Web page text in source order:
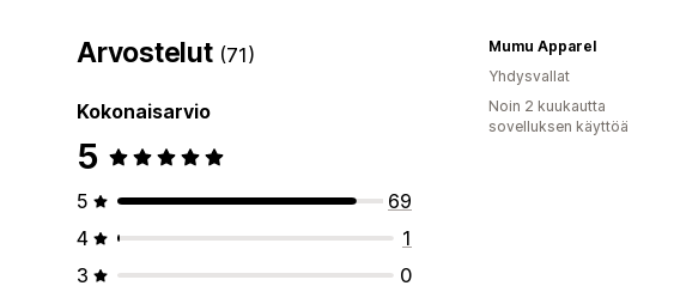
Arvostelut (71)
Kokonaisarvio
5
5
69
4
1
3
0
Mumu Apparel
Yhdysvallat
Noin 2 kuukautta
sovelluksen käyttöä